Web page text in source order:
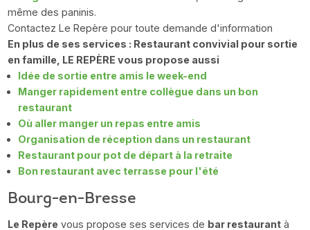
même des paninis.
Contactez Le Repère pour toute demande d'information
En plus de ses services : Restaurant convivial pour sortie
en famille, LE REPÈRE vous propose aussi
Idée de sortie entre amis le week-end
Manger rapidement entre collègue dans un bon
restaurant
Où aller manger un repas entre amis
Organisation de réception dans un restaurant
Restaurant pour pot de départ à la retraite
Bon restaurant avec terrasse pour l'été
Bourg-en-Bresse
Le Repère vous propose ses services de bar restaurant à